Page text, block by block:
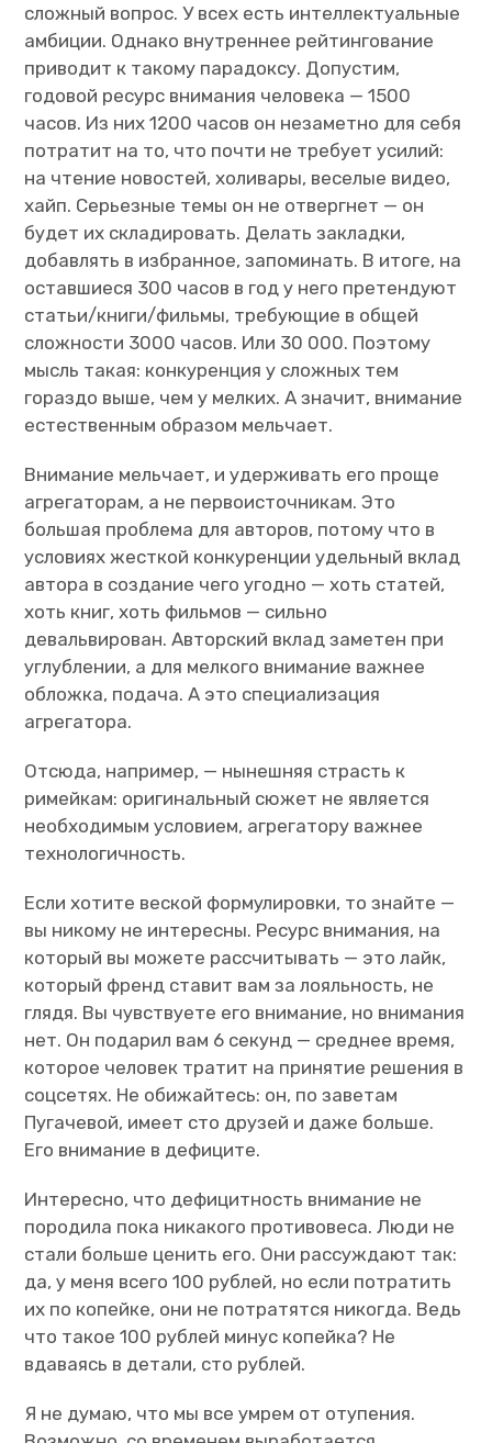
сложный вопрос. У всех есть интеллектуальные
амбиции. Однако внутреннее рейтингование
приводит к такому парадоксу. Допустим,
годовой ресурс внимания человека — 1500
часов. Из них 1200 часов он незаметно для себя
потратит на то, что почти не требует усилий:
на чтение новостей, холивары, веселые видео,
хайп. Серьезные темы он не отвергнет — он
будет их складировать. Делать закладки,
добавлять в избранное, запоминать. В итоге, на
оставшиеся 300 часов в год у него претендуют
статьи/книги/фильмы, требующие в общей
сложности 3000 часов. Или 30 000. Поэтому
мысль такая: конкуренция у сложных тем
гораздо выше, чем у мелких. А значит, внимание
естественным образом мельчает.
Внимание мельчает, и удерживать его проще
агрегаторам, а не первоисточникам. Это
большая проблема для авторов, потому что в
условиях жесткой конкуренции удельный вклад
автора в создание чего угодно — хоть статей,
хоть книг, хоть фильмов — сильно
девальвирован. Авторский вклад заметен при
углублении, а для мелкого внимание важнее
обложка, подача. А это специализация
агрегатора.
Отсюда, например, — нынешняя страсть к
римейкам: оригинальный сюжет не является
необходимым условием, агрегатору важнее
технологичность.
Если хотите веской формулировки, то знайте —
вы никому не интересны. Ресурс внимания, на
который вы можете рассчитывать — это лайк,
который френд ставит вам за лояльность, не
глядя. Вы чувствуете его внимание, но внимания
нет. Он подарил вам 6 секунд — среднее время,
которое человек тратит на принятие решения в
соцсетях. Не обижайтесь: он, по заветам
Пугачевой, имеет сто друзей и даже больше.
Его внимание в дефиците.
Интересно, что дефицитность внимание не
породила пока никакого противовеса. Люди не
стали больше ценить его. Они рассуждают так:
да, у меня всего 100 рублей, но если потратить
их по копейке, они не потратятся никогда. Ведь
что такое 100 рублей минус копейка? Не
вдаваясь в детали, сто рублей.
Я не думаю, что мы все умрем от отупения.